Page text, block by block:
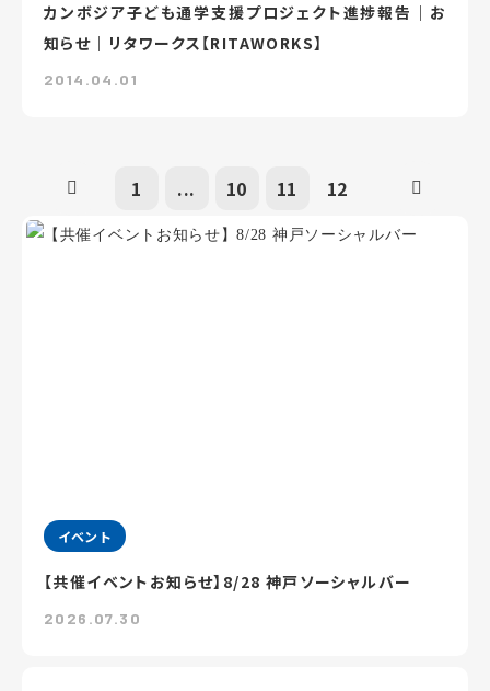
カンボジア子ども通学支援プロジェクト進捗報告｜お
知らせ｜リタワークス【RITAWORKS】
2014.04.01
1 ... 10 11 12
イベント
【共催イベントお知らせ】8/28 神戸ソーシャルバー
2026.07.30